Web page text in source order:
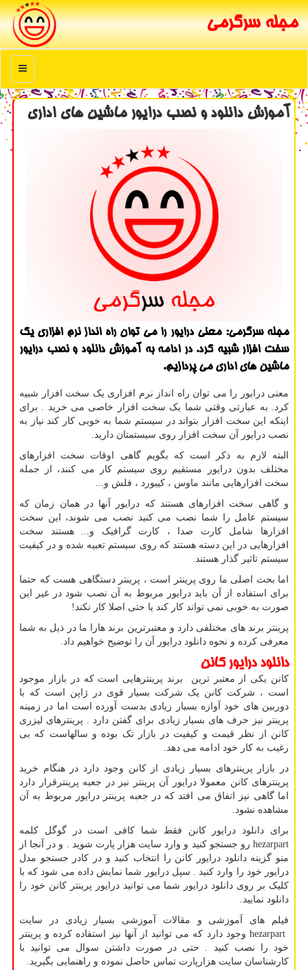
مجله سرگرمی
منو
آموزش دانلود و نصب درایور ماشین های اداری
مجله سرگرمی: معنی درایور را می توان راه انداز نرم افزاری یك
سخت افزار شبیه كرد. در ادامه به آموزش دانلود و نصب درایور
ماشین های اداری می پردازیم.
معنی درایور را می توان راه انداز نرم افزاری یک سخت افزار شبیه
کرد. به عبارتی وقتی شما یک سخت افزار خاصی می خرید . برای
اینکه این سخت افزار بتواند در سیستم شما به خوبی کار کند نیاز به
نصب درایور آن سخت افزار روی سیستمتان دارید.
البته لازم به ذکر است که بگویم گاهی اوقات سخت افزارهای
مختلف بدون درایور مستقیم روی سیستم کار می کنند، از جمله
سخت افزارهایی مانند ماوس ، کیبورد ، فلش و...
و گاهی سخت افزارهای هستند که درایور آنها در همان زمان که
سیستم عامل را شما نصب می کنید نصب می شوند، این سخت
افزارها شامل کارت صدا ، کارت گرافیک و... هستند سخت
افزارهایی در این دسته هستند که روی سیستم تعبیه شده و در کیفیت
سیستم تاثیر گذار هستند.
اما بحث اصلی ما روی پرینتر است ، پرینتر دستگاهی هست که حتما
برای استفاده از آن باید درایور مربوط به آن نصب شود در غیر این
صورت به خوبی نمی تواند کار کند یا حتی اصلا کار نکند!
پرینتر برند های مختلفی دارد و معتبرترین برند هارا ما در ذیل به شما
معرفی کرده و نحوه دانلود درایور آن را توضیح خواهیم داد.
دانلود درایور کانن
کانن یکی از معتبر ترین برند پرینترهایی است که در بازار موجود
است ، شرکت کانن یک شرکت بسیار قوی در ژاپن است که با
دوربین های خود آوازه بسیار زیادی بدست آورده است اما در زمینه
پرینتر نیز حرف های بسیار زیادی برای گفتن دارد . پرینترهای لیزری
کانن از نظر قیمت و کیفیت در بازار تک بوده و سالهاست که بی
رغیب به کار خود ادامه می دهد.
در بازار پرینترهای بسیار زیادی از کانن وجود دارد در هنگام خرید
پرینترهای کانن معمولا درایور آن پرینتر نیز در جعبه پرینترقرار دارد
اما گاهی نیز اتفاق می افتد که در جعبه پرینتر درایور مربوط به آن
مشاهده نشود.
برای دانلود درایور کانن فقط شما کافی است در گوگل کلمه
hezarpart رو جستجو کنید و وارد سایت هزار پارت شوید . و در آنجا از
منو گزینه دانلود درایور کانن را انتخاب کنید و در کادر جستجو مدل
درایور خود را وارد کنید . سپل درایور شما نمایش داده می شود که با
کلیک بر روی دانلود درایور شما می توانید درایور پرینتر کانن خود را
دانلود نمایید.
فیلم های آموزشی و مقالات آموزشی بسیار زیادی در سایت
hezarpart وجود دارد که می توانید از آنها نیز استفاده کرده و پرینتر
خود را نصب کنید . حتی در صورت داشتن سوال می توانید با
کارشناسان سایت هزارپارت تماس حاصل نموده و راهنمایی بگیرید.